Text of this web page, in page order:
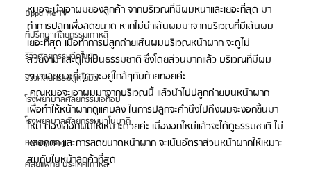
Oppa Me TV
ที่ปรึกษาศัลยกรรมเกาหลี
รีวิวศัลยกรรมฉีดไขมัน
รีวิวศัลยกรรมดูดไขมัน
โรงพยาบาลศัลยกรรมเอท็อป
โรงพยาบาลศัลยกรรมบาโนบากิ
Beauty Blog
ศัลยแพทย์ ประเทศเกาหลี
หมอจะนำเอาผมของลูกค้า จากบริเวณที่มีผมหนาและเยอะที่สุด มา
ทำการปลูกเพื่อลดขนาด หากไม่นำเส้นผมมาจากบริเวณที่มีเส้นผม
เยอะที่สุด เมื่อทำการปลูกถ่ายเส้นผมบริเวณหน้าผาก จะดูไม่
สวยงาม และดูไม่เป็นธรรมชาติ ซึ่งโดยส่วนมากแล้ว บริเวณที่มีผม
หนาและเยอะที่สุด จะอยู่ใกล้ๆกับท้ายทอยค่ะ
คุณหมอจะเอาผมมาจากบริเวณนี้ แล้วนำไปปลูกถ่ายบนหน้าผาก
เพื่อทำให้หน้าผากดูแคบลง ในการปลูกจะคำนึงไปถึงผมจะงอกขึ้นมา
ใหม่ ต้องเลือกผมให้เหมาะด้วยค่ะ เมื่องอกใหม่แล้วจะได้ดูธรรมชาติ ไม่
หลอกตา และการลดขนาดหน้าผาก จะเน้นอัตราส่วนหน้าผากให้เหมาะ
สมกับใบหน้าลูกค้าที่สุด